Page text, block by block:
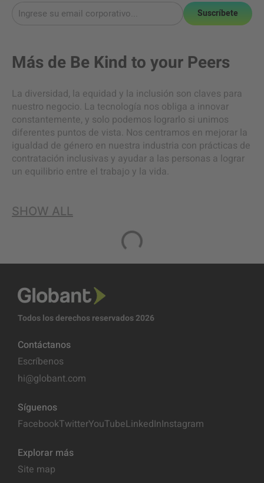
Suscríbete
Más de Be Kind to your Peers
La diversidad, la equidad y la inclusión son claves para
nuestro negocio. La tecnología nos obliga a innovar
constantemente, y solo podemos lograrlo si unimos
diferentes puntos de vista. Nos centramos en mejorar la
igualdad de género en nuestra industria con prácticas de
contratación inclusivas y ayudar a las personas a lograr
un equilibrio entre el trabajo y la vida.
SHOW ALL
Todos los derechos reservados 2026
Contáctanos
Escríbenos
hi@globant.com
Síguenos
FacebookTwitterYouTubeLinkedInInstagram
Explorar más
Site map